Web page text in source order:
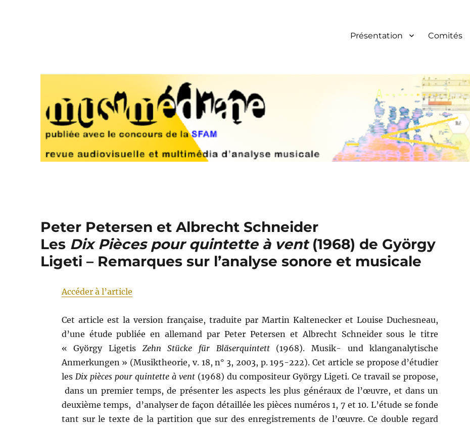
Présentation Comités
Peter Petersen et Albrecht Schneider
Les Dix Pièces pour quintette à vent(1968) de György
Ligeti – Remarques sur l’analyse sonore et musicale
Accéder à l’article
Cet article est la version française, traduite par Martin Kaltenecker et Louise Duchesneau,
d’une étude publiée en allemand par Peter Petersen et Albrecht Schneider sous le titre
« György Ligetis Zehn Stücke für Bläserquintett(1968). Musik- und klanganalytische
Anmerkungen » (Musiktheorie, v. 18, n° 3, 2003, p. 195-222). Cet article se propose d’étudier
les Dix pièces pour quintette à vent(1968) du compositeur György Ligeti. Ce travail se propose,
dans un premier temps, de présenter les aspects les plus généraux de l’œuvre, et dans un
deuxième temps, d’analyser de façon détaillée les pièces numéros 1, 7 et 10. L’étude se fonde
tant sur le texte de la partition que sur des enregistrements de l’œuvre. Ce double regard